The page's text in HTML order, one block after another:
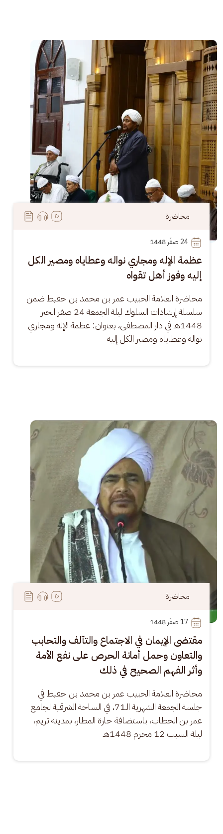
الصورة
محاضرة
24
عظمة الإله ومجاري نواله وعطاياه ومصير الكل
إليه وفوز أهل تقواه
محاضرة العلامة الحبيب عمر بن محمد بن حفيظ ضمن
سلسلة إرشادات السلوك ليلة الجمعة 24 صفر الخير
1448هـ في دار المصطفى، بعنوان: عظمة الإله ومجاري
نواله وعطاياه ومصير الكل إليه
الصورة
محاضرة
17
مقتضى الإيمان في الاجتماع والتآلف والتحابب
والتعاون وحمل أمانة الحرص على نفع الأمة
وأثر الفهم الصحيح في ذلك
محاضرة العلامة الحبيب عمر بن محمد بن حفيظ في
جلسة الجمعة الشهرية الـ71، في الساحة الشرقية لجامع
عمر بن الخطاب، باستضافة حارة المطار، بمدينة تريم،
ليلة السبت 12 محرم 1448هـ